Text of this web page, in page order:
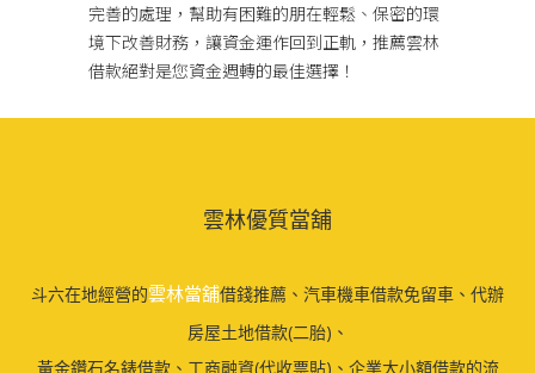
完善的處理，幫助有困難的朋在輕鬆、保密的環
境下改善財務，讓資金運作回到正軌，推薦雲林
借款絕對是您資金週轉的最佳選擇！
雲林優質當舖
斗六在地經營的雲林當舖借錢推薦、汽車機車借款免留車、代辦
房屋土地借款(二胎)、
黃金鑽石名錶借款、工商融資(代收票貼)、企業大小額借款的流